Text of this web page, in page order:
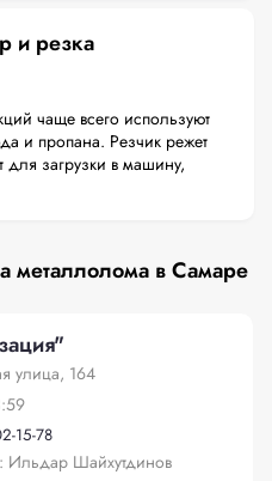
и резка
чаще всего используют
и пропана. Резчик режет
для загрузки в машину,
металлолома в Самаре
улица, 164
15-78
Шайхутдинов